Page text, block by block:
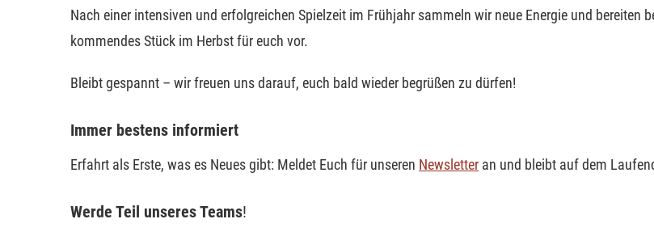
Nach einer intensiven und erfolgreichen Spielzeit im Frühjahr sammeln wir neue Energie und bereiten
kommendes Stück im Herbst für euch vor.
Bleibt gespannt – wir freuen uns darauf, euch bald wieder begrüßen zu dürfen!
Immer bestens informiert
Erfahrt als Erste, was es Neues gibt: Meldet Euch für unseren Newsletter an und bleibt auf dem
Werde Teil unseres Teams!